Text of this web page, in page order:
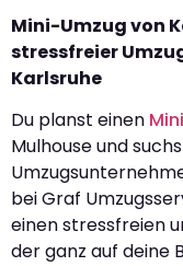
Mini-Umzug von
stressfreier
Karlsruhe
Du planst einen
Mulhouse und
bei Graf
einen stressfreien
der ganz auf deine